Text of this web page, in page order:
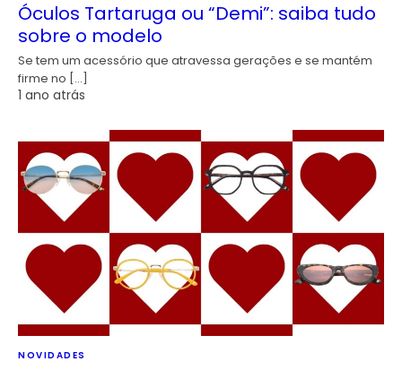
Óculos Tartaruga ou “Demi”: saiba tudo
sobre o modelo
Se tem um acessório que atravessa gerações e se mantém
firme no […]
1 ano atrás
NOVIDADES